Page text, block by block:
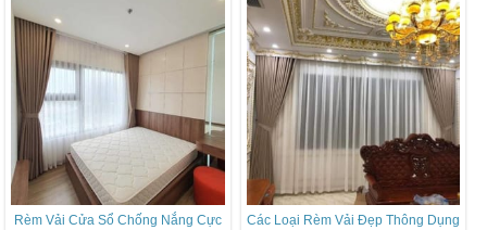
Rèm Vải Cửa Sổ Chống Nắng Cực
Các Loại Rèm Vải Đẹp Thông Dụng